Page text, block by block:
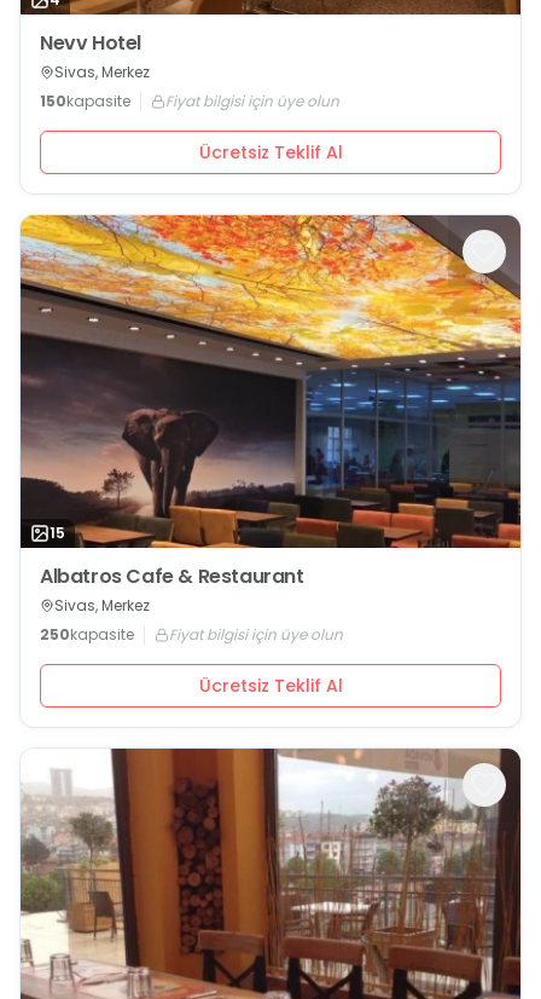
Nevv Hotel
Sivas, Merkez
150kapasite Fiyat bilgisi için üye olun
Ücretsiz Teklif Al
15
Albatros Cafe & Restaurant
Sivas, Merkez
250kapasite Fiyat bilgisi için üye olun
Ücretsiz Teklif Al